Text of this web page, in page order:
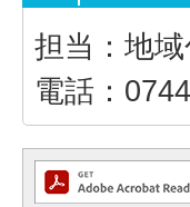
担当：地
電話：